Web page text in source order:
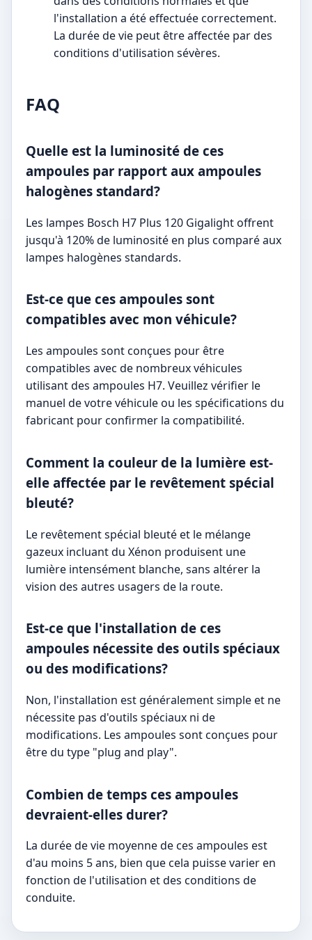
l'installation a été effectuée correctement.
La durée de vie peut être affectée par des
conditions d'utilisation sévères.
FAQ
Quelle est la luminosité de ces
ampoules par rapport aux ampoules
halogènes standard?
Les lampes Bosch H7 Plus 120 Gigalight offrent
jusqu'à 120% de luminosité en plus comparé aux
lampes halogènes standards.
Est-ce que ces ampoules sont
compatibles avec mon véhicule?
Les ampoules sont conçues pour être
compatibles avec de nombreux véhicules
utilisant des ampoules H7. Veuillez vérifier le
manuel de votre véhicule ou les spécifications du
fabricant pour confirmer la compatibilité.
Comment la couleur de la lumière est-
elle affectée par le revêtement spécial
bleuté?
Le revêtement spécial bleuté et le mélange
gazeux incluant du Xénon produisent une
lumière intensément blanche, sans altérer la
vision des autres usagers de la route.
Est-ce que l'installation de ces
ampoules nécessite des outils spéciaux
ou des modifications?
Non, l'installation est généralement simple et ne
nécessite pas d'outils spéciaux ni de
modifications. Les ampoules sont conçues pour
être du type "plug and play".
Combien de temps ces ampoules
devraient-elles durer?
La durée de vie moyenne de ces ampoules est
d'au moins 5 ans, bien que cela puisse varier en
fonction de l'utilisation et des conditions de
conduite.